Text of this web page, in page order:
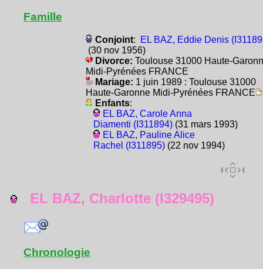
Famille
Conjoint:
EL BAZ, Eddie Denis
(30 nov 1956)
Divorce: Toulouse 31000 Haute-
Midi-Pyrénées FRANCE
Mariage: 1 juin 1989 : Toulouse 31000
Haute-Garonne Midi-Pyrénées FRANCE
Enfants:
EL BAZ, Carole Anna
Diamenti (I311894)(31 mars 1993)
EL BAZ, Pauline Alice
Rachel (I311895)(22 nov 1994)
EL BAZ, Charlotte (I329495)
Chronologie